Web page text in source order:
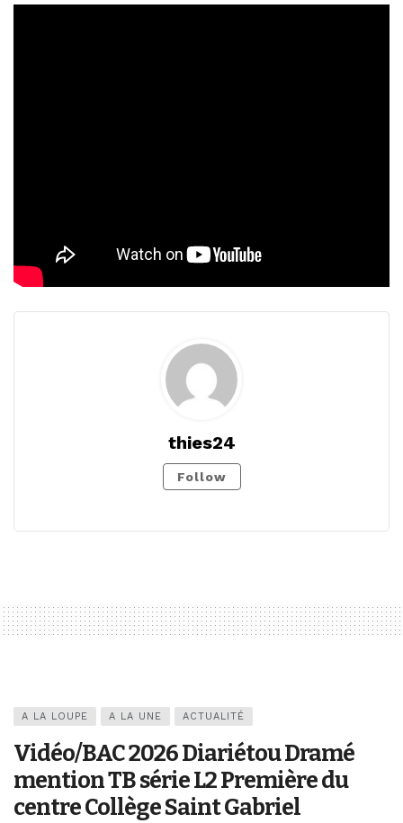
thies24
Follow
A LA LOUPE A LA UNE ACTUALITÉ
Vidéo/BAC 2026 Diariétou Dramé
mention TB série L2 Première du
centre Collège Saint Gabriel